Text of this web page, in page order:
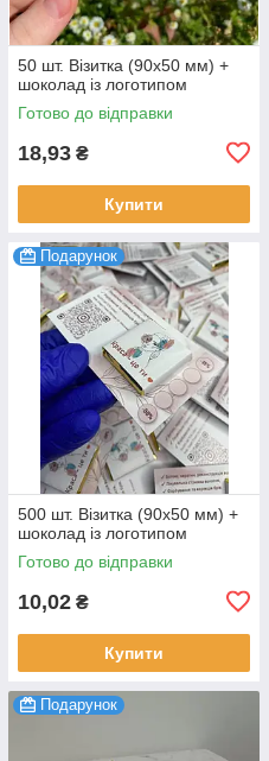
50 шт. Візитка (90х50 мм) +
шоколад із логотипом
Готово до відправки
18,93 ₴
Купити
Подарунок
500 шт. Візитка (90х50 мм) +
шоколад із логотипом
Готово до відправки
10,02 ₴
Купити
Подарунок